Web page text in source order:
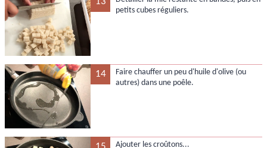
petits cubes réguliers.
14
Faire chauffer un peu d'huile d'olive (ou
autres) dans une poêle.
Ajouter les croûtons...